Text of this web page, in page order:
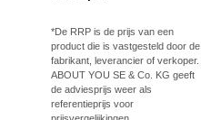
*De RRP is de prijs van een
product die is vastgesteld door de
fabrikant, leverancier of verkoper.
ABOUT YOU SE & Co. KG geeft
de adviesprijs weer als
referentieprijs voor